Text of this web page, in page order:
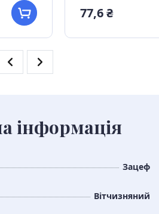
77,6 ₴
інформація
Зацеф
Вітчизняний